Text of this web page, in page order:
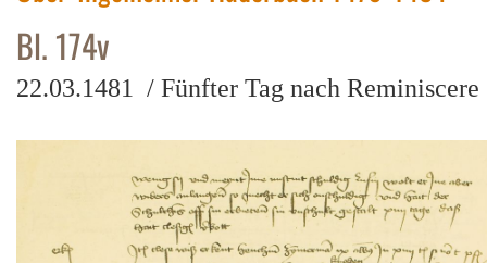
Bl. 174v
22.03.1481 / Fünfter Tag nach Reminiscere